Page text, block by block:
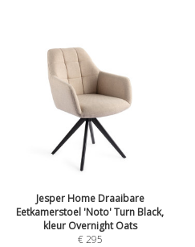
Jesper Home Draaibare
Eetkamerstoel 'Noto' Turn Black,
kleur Overnight Oats
€295